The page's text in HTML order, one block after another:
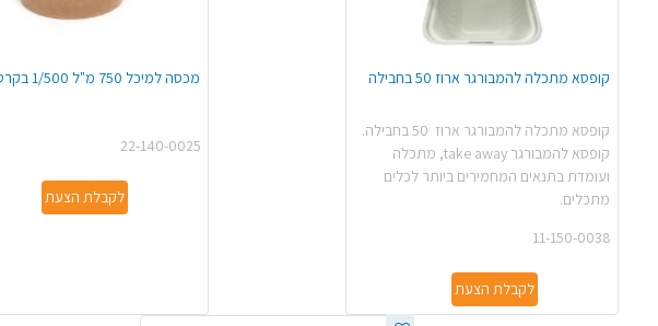
קופסא מתכלה להמבורגר ארוז 50 בחבילה
קופסא מתכלה להמבורגר ארוז 50 בחבילה.
קופסא להמבורגר take away, מתכלה
ועומדת בתנאים המחמירים ביותר לכלים
מתכלים.
11-150-0038
לקבלת הצעת
מכסה למיכל 750 מ"ל 1/500 בקרטון
22-140-0025
לקבלת הצעת